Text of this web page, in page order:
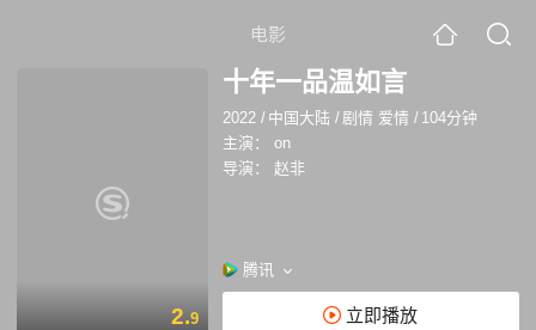
电影
2.9
十年一品温如言
2022 / 中国大陆 /剧情 爱情 / 104分钟
主演：
on
导演：
赵非
腾讯
立即播放